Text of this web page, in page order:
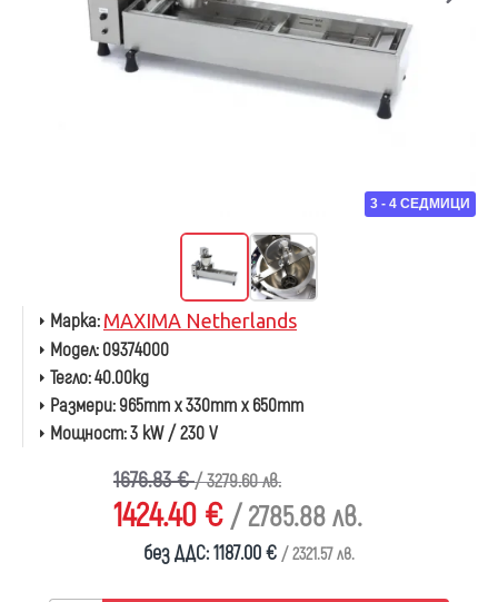
3 - 4 СЕДМИЦИ
1424.40 € / 2785.88 лв.
1676.83 €/ 3279.60 лв.
без ДДС: 1187.00 € / 2321.57 лв.
Марка: MAXIMA Netherlands
Модел:09374000
Тегло:40.00kg
Размери:965mm x 330mm x 650mm
Мощност:3 kW / 230 V